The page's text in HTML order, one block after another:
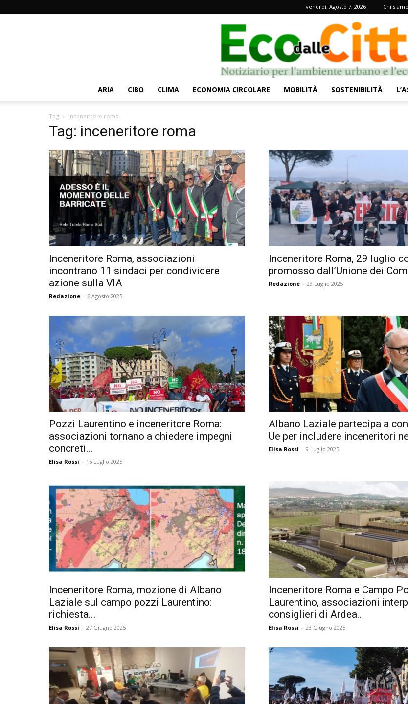
venerdì, Agosto 7, 2026 Chi siamo
Città
ARIA CIBO CLIMA ECONOMIA CIRCOLARE MOBILITÀ SOSTENIBILITÀ
Tag Inceneritore roma
Tag: inceneritore roma
Inceneritore Roma, associazioni
incontrano 11 sindaci per condividere
azione sulla VIA
Redazione - 6 Agosto 2025
Inceneritore Roma, 29 luglio
promosso dall’Unione dei
Redazione - 29 Luglio 2025
Pozzi Laurentino e inceneritore Roma:
associazioni tornano a chiedere impegni
concreti...
Elisa Rossi - 15 Luglio 2025
Albano Laziale partecipa a
Ue per includere inceneritori
Elisa Rossi - 9 Luglio 2025
Inceneritore Roma, mozione di Albano
Laziale sul campo pozzi Laurentino:
richiesta...
Elisa Rossi - 27 Giugno 2025
Inceneritore Roma e Campo
Laurentino, associazioni
consiglieri di Ardea...
Elisa Rossi - 23 Giugno 2025